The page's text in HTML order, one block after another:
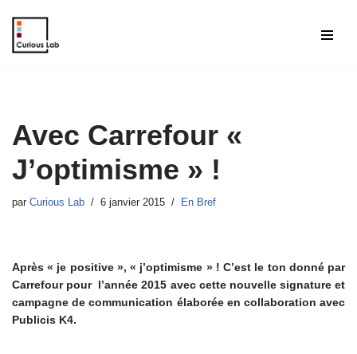
Aller
Avec Carrefour «
J’optimisme » !
par Curious Lab 6 janvier 2015 En Bref
Après « je positive », « j’optimisme » ! C’est le ton donné par
Carrefour pour l’année 2015 avec cette nouvelle signature et
campagne de communication élaborée en collaboration avec
Publicis K4.